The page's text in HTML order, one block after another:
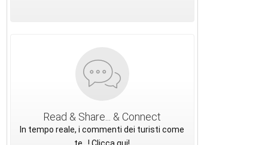
Read & Share... & Connect
In tempo reale, i commenti dei turisti come